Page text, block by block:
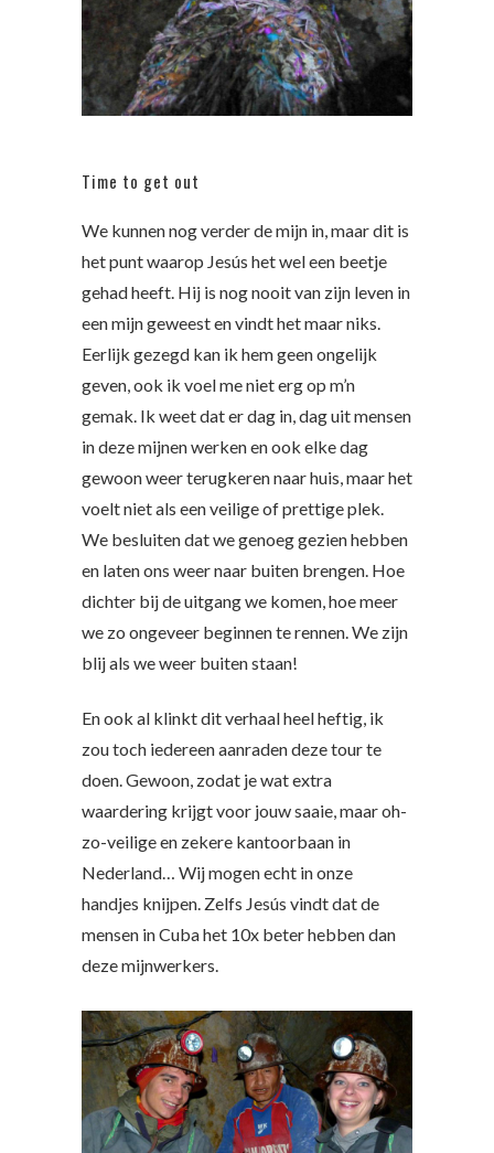
Time to get out
We kunnen nog verder de mijn in, maar dit is
het punt waarop Jesús het wel een beetje
gehad heeft. Hij is nog nooit van zijn leven in
een mijn geweest en vindt het maar niks.
Eerlijk gezegd kan ik hem geen ongelijk
geven, ook ik voel me niet erg op m’n
gemak. Ik weet dat er dag in, dag uit mensen
in deze mijnen werken en ook elke dag
gewoon weer terugkeren naar huis, maar het
voelt niet als een veilige of prettige plek.
We besluiten dat we genoeg gezien hebben
en laten ons weer naar buiten brengen. Hoe
dichter bij de uitgang we komen, hoe meer
we zo ongeveer beginnen te rennen. We zijn
blij als we weer buiten staan!
En ook al klinkt dit verhaal heel heftig, ik
zou toch iedereen aanraden deze tour te
doen. Gewoon, zodat je wat extra
waardering krijgt voor jouw saaie, maar oh-
zo-veilige en zekere kantoorbaan in
Nederland… Wij mogen echt in onze
handjes knijpen. Zelfs Jesús vindt dat de
mensen in Cuba het 10x beter hebben dan
deze mijnwerkers.